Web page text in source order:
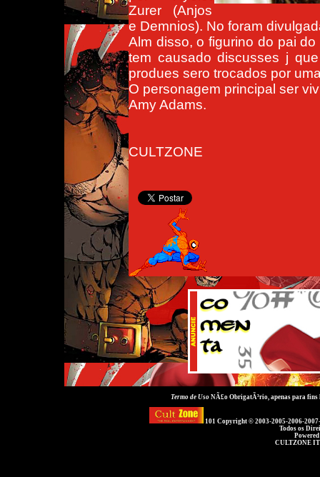
Zurer (Anjos
e Demnios). No foram
Alm disso, o figurino do pai
tem causado discusses j
produes sero trocados por
O personagem principal ser
Amy Adams.
CULTZONE
Termo de UsoNÃ£o ObrigatÃ³rio, apenas para
101 Copyright © 2003-2005-2006-
Todos os
CULTZONE